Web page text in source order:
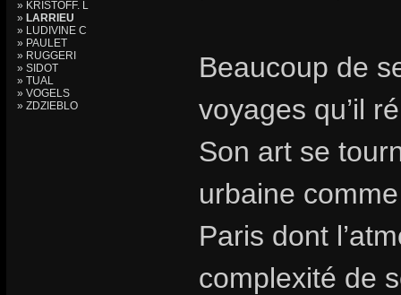
» KRISTOFF. L
» LARRIEU
» LUDIVINE C
» PAULET
» RUGGERI
» SIDOT
» TUAL
» VOGELS
» ZDZIEBLO
Beaucoup de
voyages qu’il
Son art se
urbaine
Paris dont
complexité de